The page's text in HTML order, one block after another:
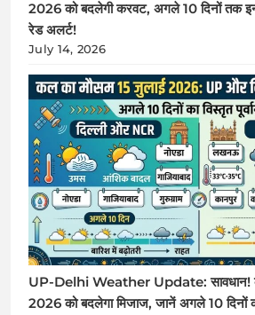
2026 को बदलेगी करवट, अगले 10 दिनों तक इन
रेड अलर्ट!
July 14, 2026
UP-Delhi Weather Update: सावधान!
2026 को बदलेगा मिजाज, जानें अगले 10 दिनों